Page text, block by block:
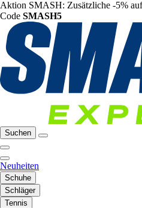
Aktion SMASH: Zusätzliche -5%
Code SMASH5
Suchen
Neuheiten
Schuhe
Schläger
Tennis